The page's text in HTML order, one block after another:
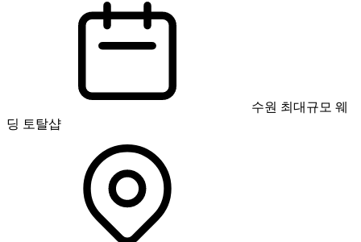
수원 최대규모 웨
딩 토탈샵